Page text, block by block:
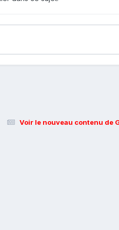
Voir le nouveau contenu de